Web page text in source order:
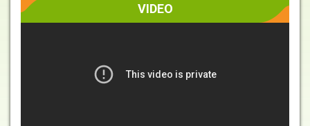
VIDEO